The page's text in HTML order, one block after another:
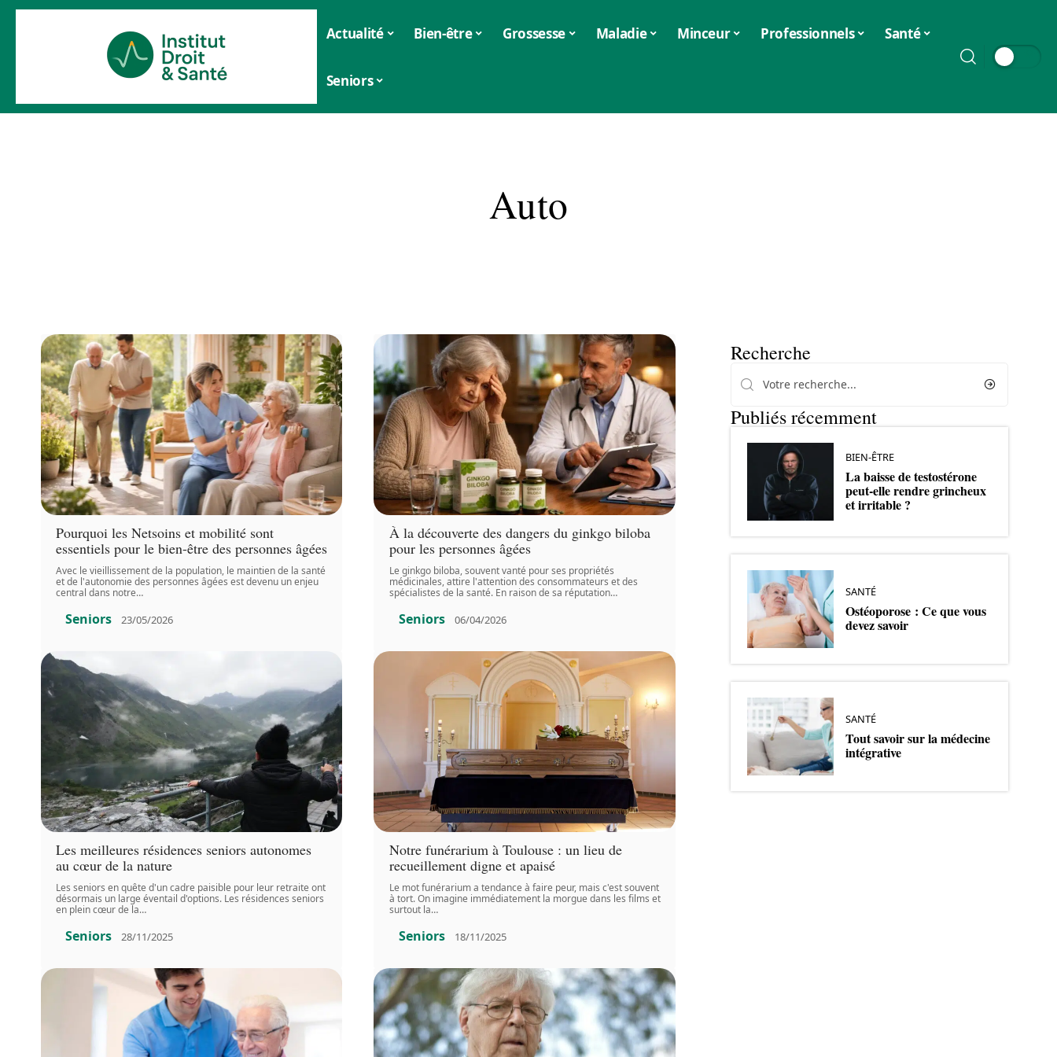
Actualité Bien-être Grossesse Maladie Minceur Professionnels Santé
Seniors
Auto
Pourquoi les Netsoins et mobilité sont
essentiels pour le bien-être des personnes âgées
Avec le vieillissement de la population, le maintien de la santé
et de l'autonomie des personnes âgées est devenu un enjeu
central dans notre…
Seniors 23/05/2026
À la découverte des dangers du ginkgo biloba
pour les personnes âgées
Le ginkgo biloba, souvent vanté pour ses propriétés
médicinales, attire l'attention des consommateurs et des
spécialistes de la santé. En raison de sa réputation…
Seniors 06/04/2026
Les meilleures résidences seniors autonomes
au cœur de la nature
Les seniors en quête d'un cadre paisible pour leur retraite ont
désormais un large éventail d'options. Les résidences seniors
en plein cœur de la…
Seniors 28/11/2025
Notre funérarium à Toulouse : un lieu de
recueillement digne et apaisé
Le mot funérarium a tendance à faire peur, mais c'est souvent
à tort. On imagine immédiatement la morgue dans les films et
surtout la…
Seniors 18/11/2025
Recherche
Publiés récemment
BIEN-ÊTRE
La baisse de testostérone
peut-elle rendre grincheux
et irritable ?
SANTÉ
Ostéoporose : Ce que vous
devez savoir
SANTÉ
Tout savoir sur la médecine
intégrative